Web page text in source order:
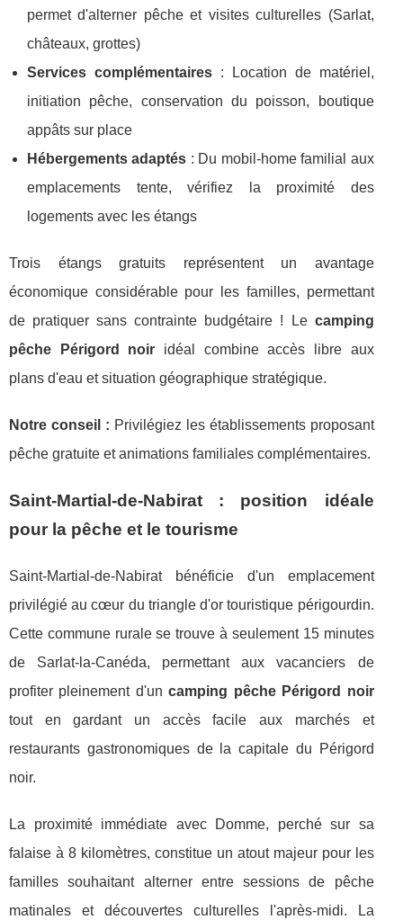
permet d'alterner pêche et visites culturelles (Sarlat,
châteaux, grottes)
Services complémentaires: Location de matériel,
initiation pêche, conservation du poisson, boutique
appâts sur place
Hébergements adaptés : Du mobil-home familial aux
emplacements tente, vérifiez la proximité des
logements avec les étangs
Trois étangs gratuits représentent un avantage
économique considérable pour les familles, permettant
de pratiquer sans contrainte budgétaire ! Le camping
pêche Périgord noir idéal combine accès libre aux
plans d'eau et situation géographique stratégique.
Notre conseil : Privilégiez les établissements proposant
pêche gratuite et animations familiales complémentaires.
Saint-Martial-de-Nabirat : position idéale
pour la pêche et le tourisme
Saint-Martial-de-Nabirat bénéficie d'un emplacement
privilégié au cœur du triangle d'or touristique périgourdin.
Cette commune rurale se trouve à seulement 15 minutes
de Sarlat-la-Canéda, permettant aux vacanciers de
profiter pleinement d'uncamping pêche Périgord noir
tout en gardant un accès facile aux marchés et
restaurants gastronomiques de la capitale du Périgord
noir.
La proximité immédiate avec Domme, perché sur sa
falaise à 8 kilomètres, constitue un atout majeur pour les
familles souhaitant alterner entre sessions de pêche
matinales et découvertes culturelles l'après-midi. La